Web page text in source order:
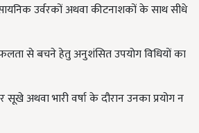
उर्वरकों अथवा कीटनाशकों के साथ सीधे
से बचने हेतु अनुशंसित उपयोग विधियों का
सूखे अथवा भारी वर्षा के दौरान उनका प्रयोग न